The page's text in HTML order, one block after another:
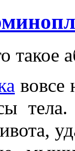
вовсе